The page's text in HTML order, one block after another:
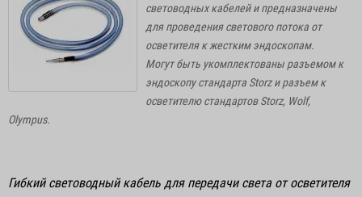
световодных кабелей и предназначены
для проведения светового потока от
осветителя к жестким эндоскопам.
Могут быть укомплектованы разъемом к
эндоскопу стандарта Storz и разъем к
осветителю стандартов Storz, Wolf,
Olympus.
Гибкий световодный кабель для передачи света от осветителя